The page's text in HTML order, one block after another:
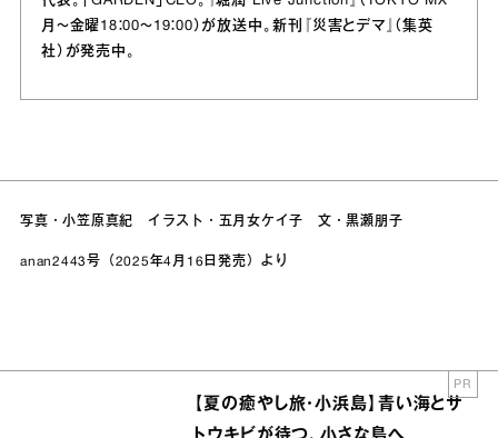
月～金曜18：00～19：00）が放送中。新刊『災害とデマ』（集英
社）が発売中。
写真・小笠原真紀 イラスト・五月女ケイ子 文・黒瀬朋子
anan2443号（2025年4月16日発売）より
【夏の癒やし旅・小浜島】青い海とサ
PR